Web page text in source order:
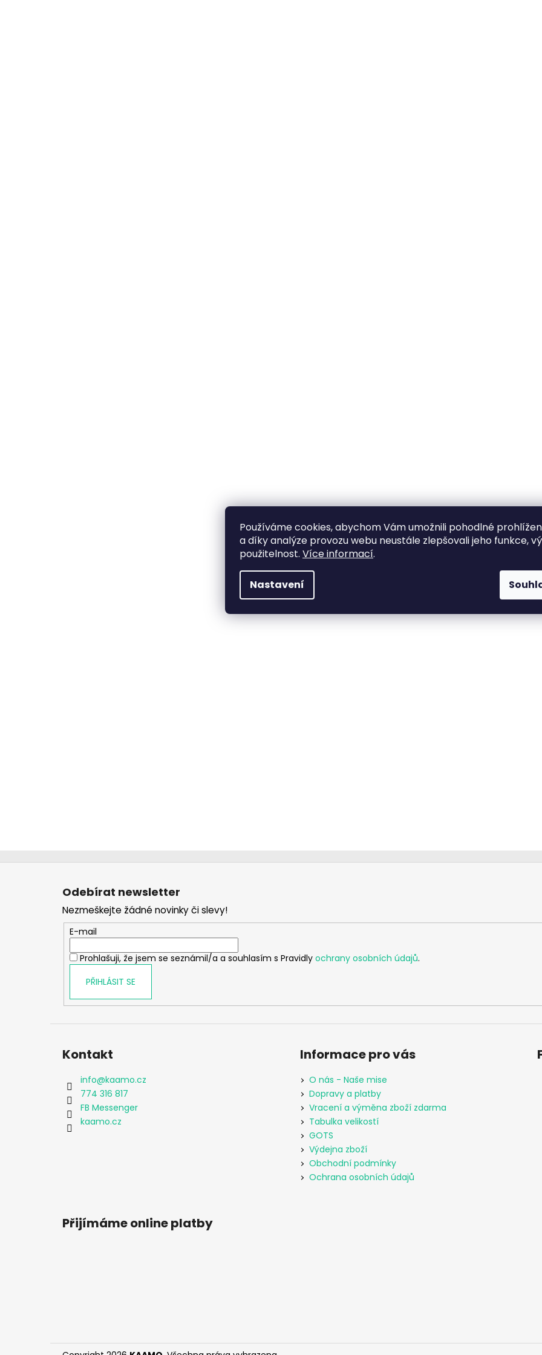
Používáme cookies, abychom Vám umožnili pohodlné
a díky analýze provozu webu neustále zlepšovali jeho funkce,
použitelnost. Více informací.
Nastavení
Z
Odebírat newsletter
Nezmeškejte žádné novinky či slevy!
E-mail
Prohlašuji, že jsem se seznámil/a a souhlasím s Pravidly ochrany osobních údajů.
PŘIHLÁSIT SE
Kontakt
info@kaamo.cz
774 316 817
FB Messenger
kaamo.cz
Informace pro vás
O nás - Naše mise
Dopravy a platby
Vracení a výměna zboží zdarma
Tabulka velikostí
GOTS
Výdejna zboží
Obchodní podmínky
Ochrana osobních údajů
Přijímáme online platby